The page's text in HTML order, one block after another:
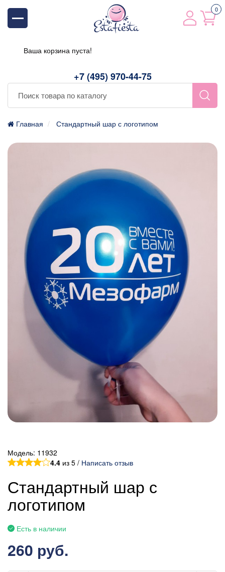
+7 (495) 970-44-75
0
Ваша корзина пуста!
Главная Стандартный шар с логотипом
Модель: 11932
4.4 из 5 / Написать отзыв
Стандартный шар с
логотипом
Есть в наличии
260 руб.